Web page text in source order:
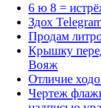
6 ю 8 =
Здох
Продам
Крышку
Вояж
Отличие
Чертеж